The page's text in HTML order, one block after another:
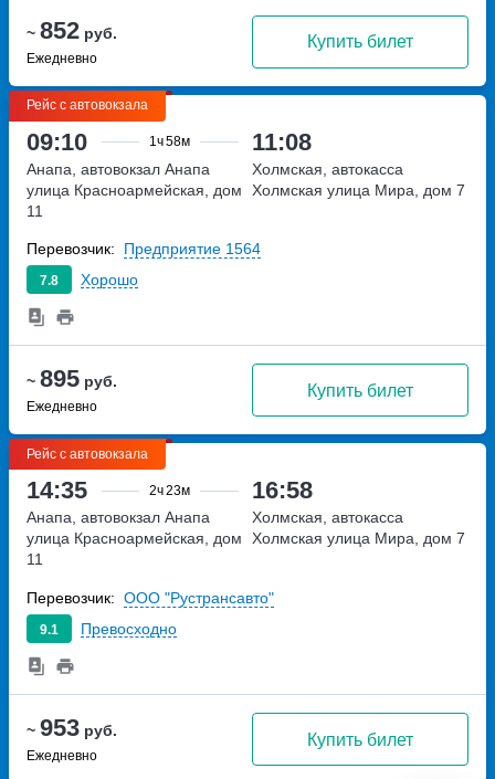
~ 852 руб.
Ежедневно
Купить билет
Рейс с автовокзала
09:10 1ч58м 11:08
~ 895 руб.
Ежедневно
Купить билет
Анапа, автовокзал Анапа
улица Красноармейская, дом
11
Холмская, автокасса
Холмская улица Мира, дом 7
7.8 Хорошо
Перевозчик: Предприятие 1564
Рейс с автовокзала
14:35 2ч23м 16:58
~ 953 руб.
Ежедневно
Купить билет
Анапа, автовокзал Анапа
улица Красноармейская, дом
11
Холмская, автокасса
Холмская улица Мира, дом 7
9.1 Превосходно
Перевозчик: ООО "Рустрансавто"